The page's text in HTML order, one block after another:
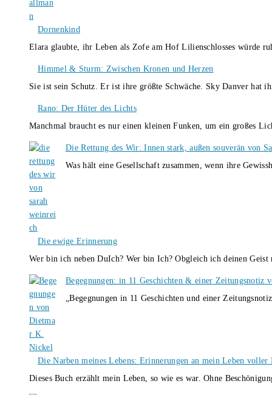
Dornenkind
Elara glaubte, ihr Leben als Zofe am Hof Lilienschlosses würde
Himmel & Sturm: Zwischen Kronen und Herzen
Sie ist sein Schutz. Er ist ihre größte Schwäche. Sky Danver
Rano: Der Hüter des Lichts
Manchmal braucht es nur einen kleinen Funken, um ein großes
Die Rettung des Wir: Innen stark, außen souverän von
Was hält eine Gesellschaft zusammen, wenn ihre
Die ewige Erinnerung
Wer bin ich neben DuIch? Wer bin Ich? Obgleich ich deinen
Begegnungen: in 11 Geschichten & einer Zeitungsnotiz
„Begegnungen in 11 Geschichten und einer
Die Narben meines Lebens: Erinnerungen an mein Leben
Dieses Buch erzählt mein Leben, so wie es war. Ohne